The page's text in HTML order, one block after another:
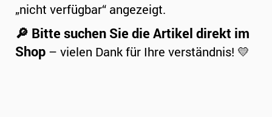
„nicht verfügbar“ angezeigt.
🔎 Bitte suchen Sie die Artikel direkt im
Shop – vielen Dank für Ihre verständnis! 💛